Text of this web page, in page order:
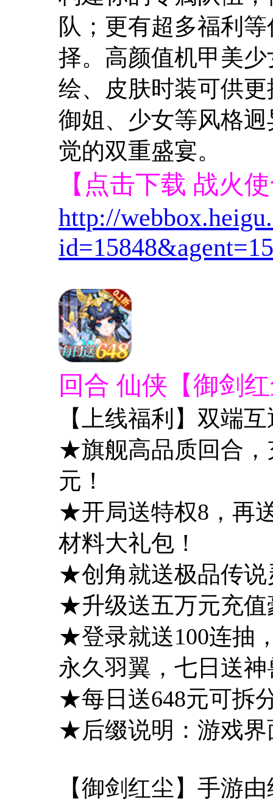
队；更有超多福利
择。高颜值机甲美
绘、皮肤时装可供
御姐、少女等风格
觉的双重盛宴。
【点击下载 战火
http://
回合 仙侠【御剑
【上线福利】双端
★旗舰高品质回合，
元！
★开局送特权8，再
材料大礼包！
★创角就送极品传说
★升级送五万元充值
★登录就送100连抽
永久羽翼，七日送
★每日送648元可拆
★后缀说明：游戏界
【御剑红尘】手游